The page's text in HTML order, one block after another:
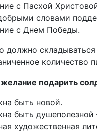
с Пасхой
словами
с Днем Победы.
должно
количество
желание подарить
быть новой.
быть душеполезной
художественная